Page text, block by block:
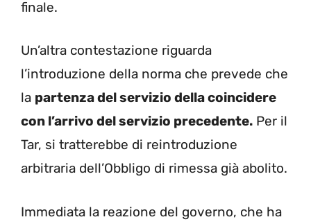
finale.
Un’altra contestazione riguarda
l’introduzione della norma che prevede che
la partenza del servizio della coincidere
con l’arrivo del servizio precedente. Per il
Tar, si tratterebbe di reintroduzione
arbitraria dell’Obbligo di rimessa già abolito.
Immediata la reazione del governo, che ha